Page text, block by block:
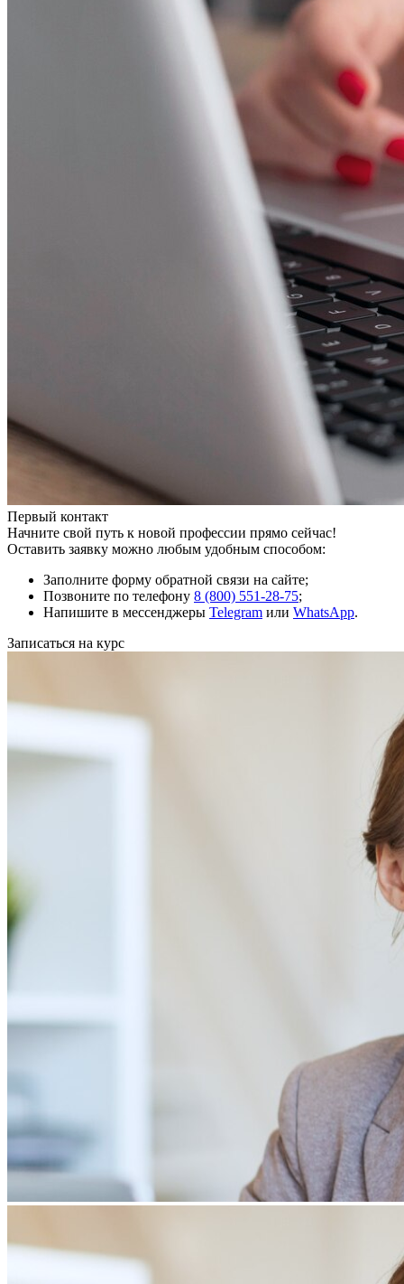
Первый контакт
Начните свой путь к новой профессии прямо сейчас!
Оставить заявку можно любым удобным способом:
Заполните форму обратной связи на сайте;
Позвоните по телефону 8 (800) 551-28-75;
Напишите в мессенджеры Telegram или WhatsApp.
Записаться на курс